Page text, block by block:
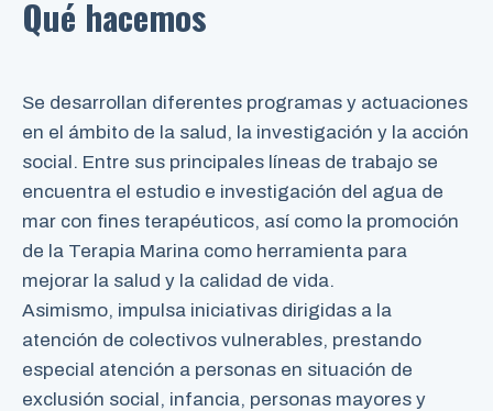
Qué hacemos
Se desarrollan diferentes programas y actuaciones
en el ámbito de la salud, la investigación y la acción
social. Entre sus principales líneas de trabajo se
encuentra el estudio e investigación del agua de
mar con fines terapéuticos, así como la promoción
de la Terapia Marina como herramienta para
mejorar la salud y la calidad de vida.
Asimismo, impulsa iniciativas dirigidas a la
atención de colectivos vulnerables, prestando
especial atención a personas en situación de
exclusión social, infancia, personas mayores y